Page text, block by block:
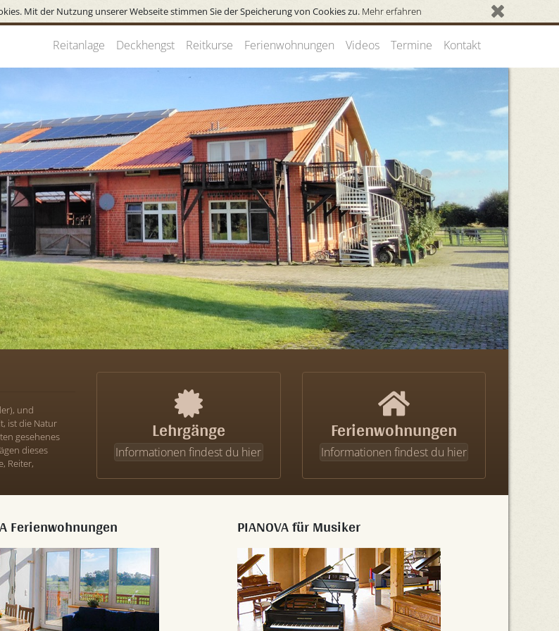
Mit der Nutzung unserer Webseite stimmen Sie der Speicherung von Cookies zu. Mehr erfahren
Reitanlage Deckhengst Reitkurse Ferienwohnungen Videos Termine Kontakt
und
ist die Natur
gesehenes
dieses
Reiter,
Lehrgänge
Informationen findest du hier
Ferienwohnungen
Informationen findest du hier
Ferienwohnungen PIANOVA für Musiker